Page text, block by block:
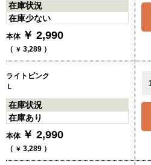
在庫状況
在庫少ない
本体 ￥ 2,990
（ ￥ 3,289 ）
ライトピンク
Ｌ
在庫状況
在庫あり
本体 ￥ 2,990
（ ￥ 3,289 ）